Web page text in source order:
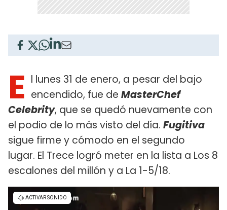
E l lunes 31 de enero, a pesar del bajo
encendido, fue de MasterChef
Celebrity, que se quedó nuevamente con
el podio de lo más visto del día. Fugitiva
sigue firme y cómodo en el segundo
lugar. El Trece logró meter en la lista a Los 8
escalones del millón y a La 1-5/18.